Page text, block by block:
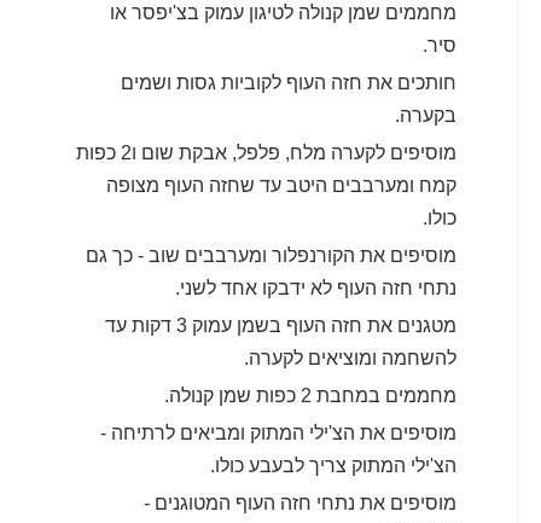
מחממים שמן קנולה לטיגון עמוק בצ'יפסר או
סיר.
חותכים את חזה העוף לקוביות גסות ושמים
בקערה.
מוסיפים לקערה מלח, פלפל, אבקת שום ו2 כפות
קמח ומערבבים היטב עד שחזה העוף מצופה
כולו.
מוסיפים את הקורנפלור ומערבבים שוב - כך גם
נתחי חזה העוף לא ידבקו אחד לשני.
מטגנים את חזה העוף בשמן עמוק 3 דקות עד
להשחמה ומוציאים לקערה.
מחממים במחבת 2 כפות שמן קנולה.
מוסיפים את הצ'ילי המתוק ומביאים לרתיחה -
הצ'ילי המתוק צריך לבעבע כולו.
מוסיפים את נתחי חזה העוף המטוגנים -